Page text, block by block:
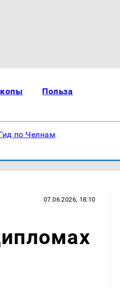
Польза
по Челнам
07.06.2026, 18:10